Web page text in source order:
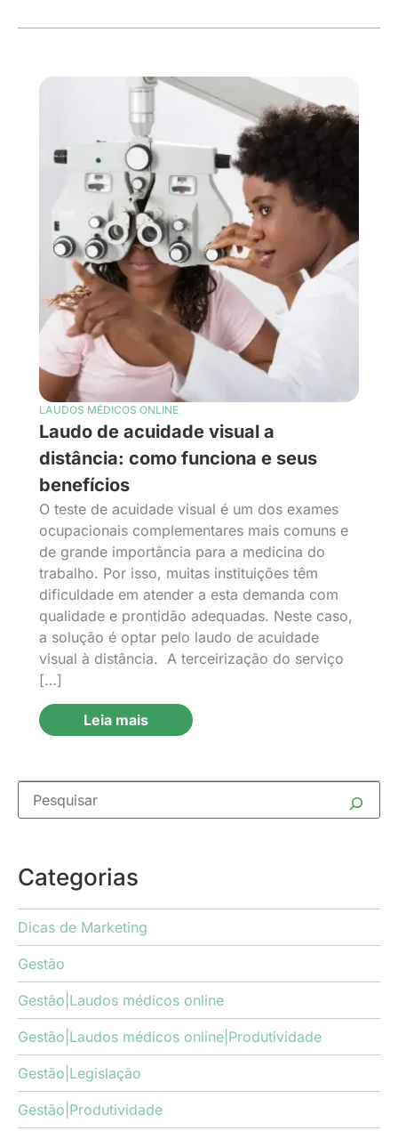
LAUDOS MÉDICOS ONLINE
Laudo de acuidade visual a
distância: como funciona e seus
benefícios
O teste de acuidade visual é um dos exames
ocupacionais complementares mais comuns e
de grande importância para a medicina do
trabalho. Por isso, muitas instituições têm
dificuldade em atender a esta demanda com
qualidade e prontidão adequadas. Neste caso,
a solução é optar pelo laudo de acuidade
visual à distância. A terceirização do serviço
[…]
Leia mais
Categorias
Dicas de Marketing
Gestão
Gestão|Laudos médicos online
Gestão|Laudos médicos online|Produtividade
Gestão|Legislação
Gestão|Produtividade